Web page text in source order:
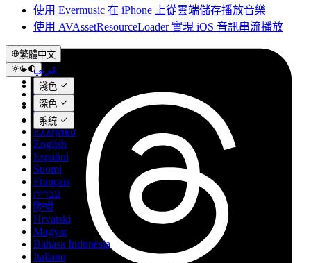
使用 Evermusic 在 iPhone 上從雲端儲存播放音樂
使用 AVAssetResourceLoader 實現 iOS 音訊串流播放
繁體中文
عربي
Català
Čeština
Dansk
Deutsch
Ελληνικά
English
Español
Suomi
Français
עברית
हिन्दी
Hrvatski
Magyar
Bahasa Indonesia
Italiano
淺色
深色
系統